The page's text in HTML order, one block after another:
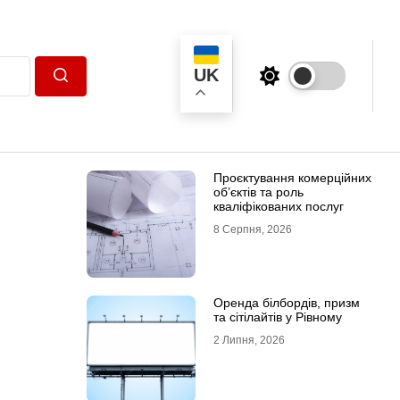
UK
Проєктування комерційних
об’єктів та роль
кваліфікованих послуг
8 Серпня, 2026
Оренда білбордів, призм
та сітілайтів у Рівному
2 Липня, 2026